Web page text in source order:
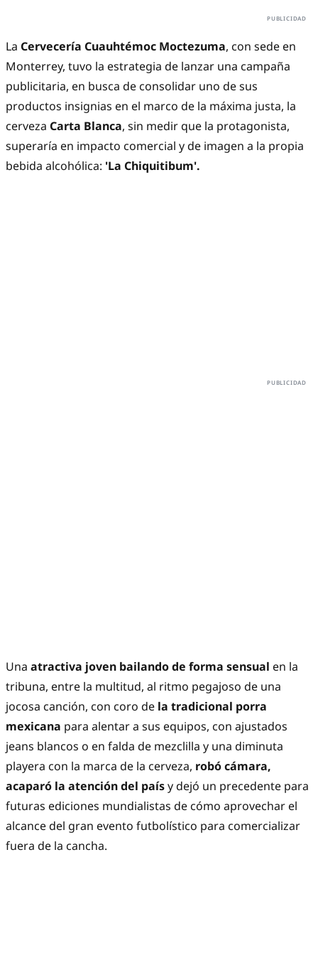
La Cervecería Cuauhtémoc Moctezuma, con sede en
Monterrey, tuvo la estrategia de lanzar una campaña
publicitaria, en busca de consolidar uno de sus
productos insignias en el marco de la máxima justa, la
cerveza Carta Blanca, sin medir que la protagonista,
superaría en impacto comercial y de imagen a la propia
bebida alcohólica: 'La Chiquitibum'.
Una atractiva joven bailando de forma sensual en la
tribuna, entre la multitud, al ritmo pegajoso de una
jocosa canción, con coro de la tradicional porra
mexicana para alentar a sus equipos, con ajustados
jeans blancos o en falda de mezclilla y una diminuta
playera con la marca de la cerveza, robó cámara,
acaparó la atención del paísy dejó un precedente para
futuras ediciones mundialistas de cómo aprovechar el
alcance del gran evento futbolístico para comercializar
fuera de la cancha.